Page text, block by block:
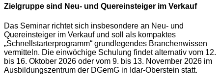
Zielgruppe sind Neu- und Quereinsteiger im Verkauf
Das Seminar richtet sich insbesondere an Neu- und
Quereinsteiger im Verkauf und soll als kompaktes
„Schnellstarterprogramm“ grundlegendes Branchenwissen
vermitteln. Die einwöchige Schulung findet alternativ vom 12.
bis 16. Oktober 2026 oder vom 9. bis 13. November 2026 im
Ausbildungszentrum der DGemG in Idar-Oberstein statt.